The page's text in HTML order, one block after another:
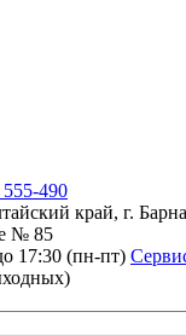
490
край, г.
№ 85
17:30 (пн-пт)